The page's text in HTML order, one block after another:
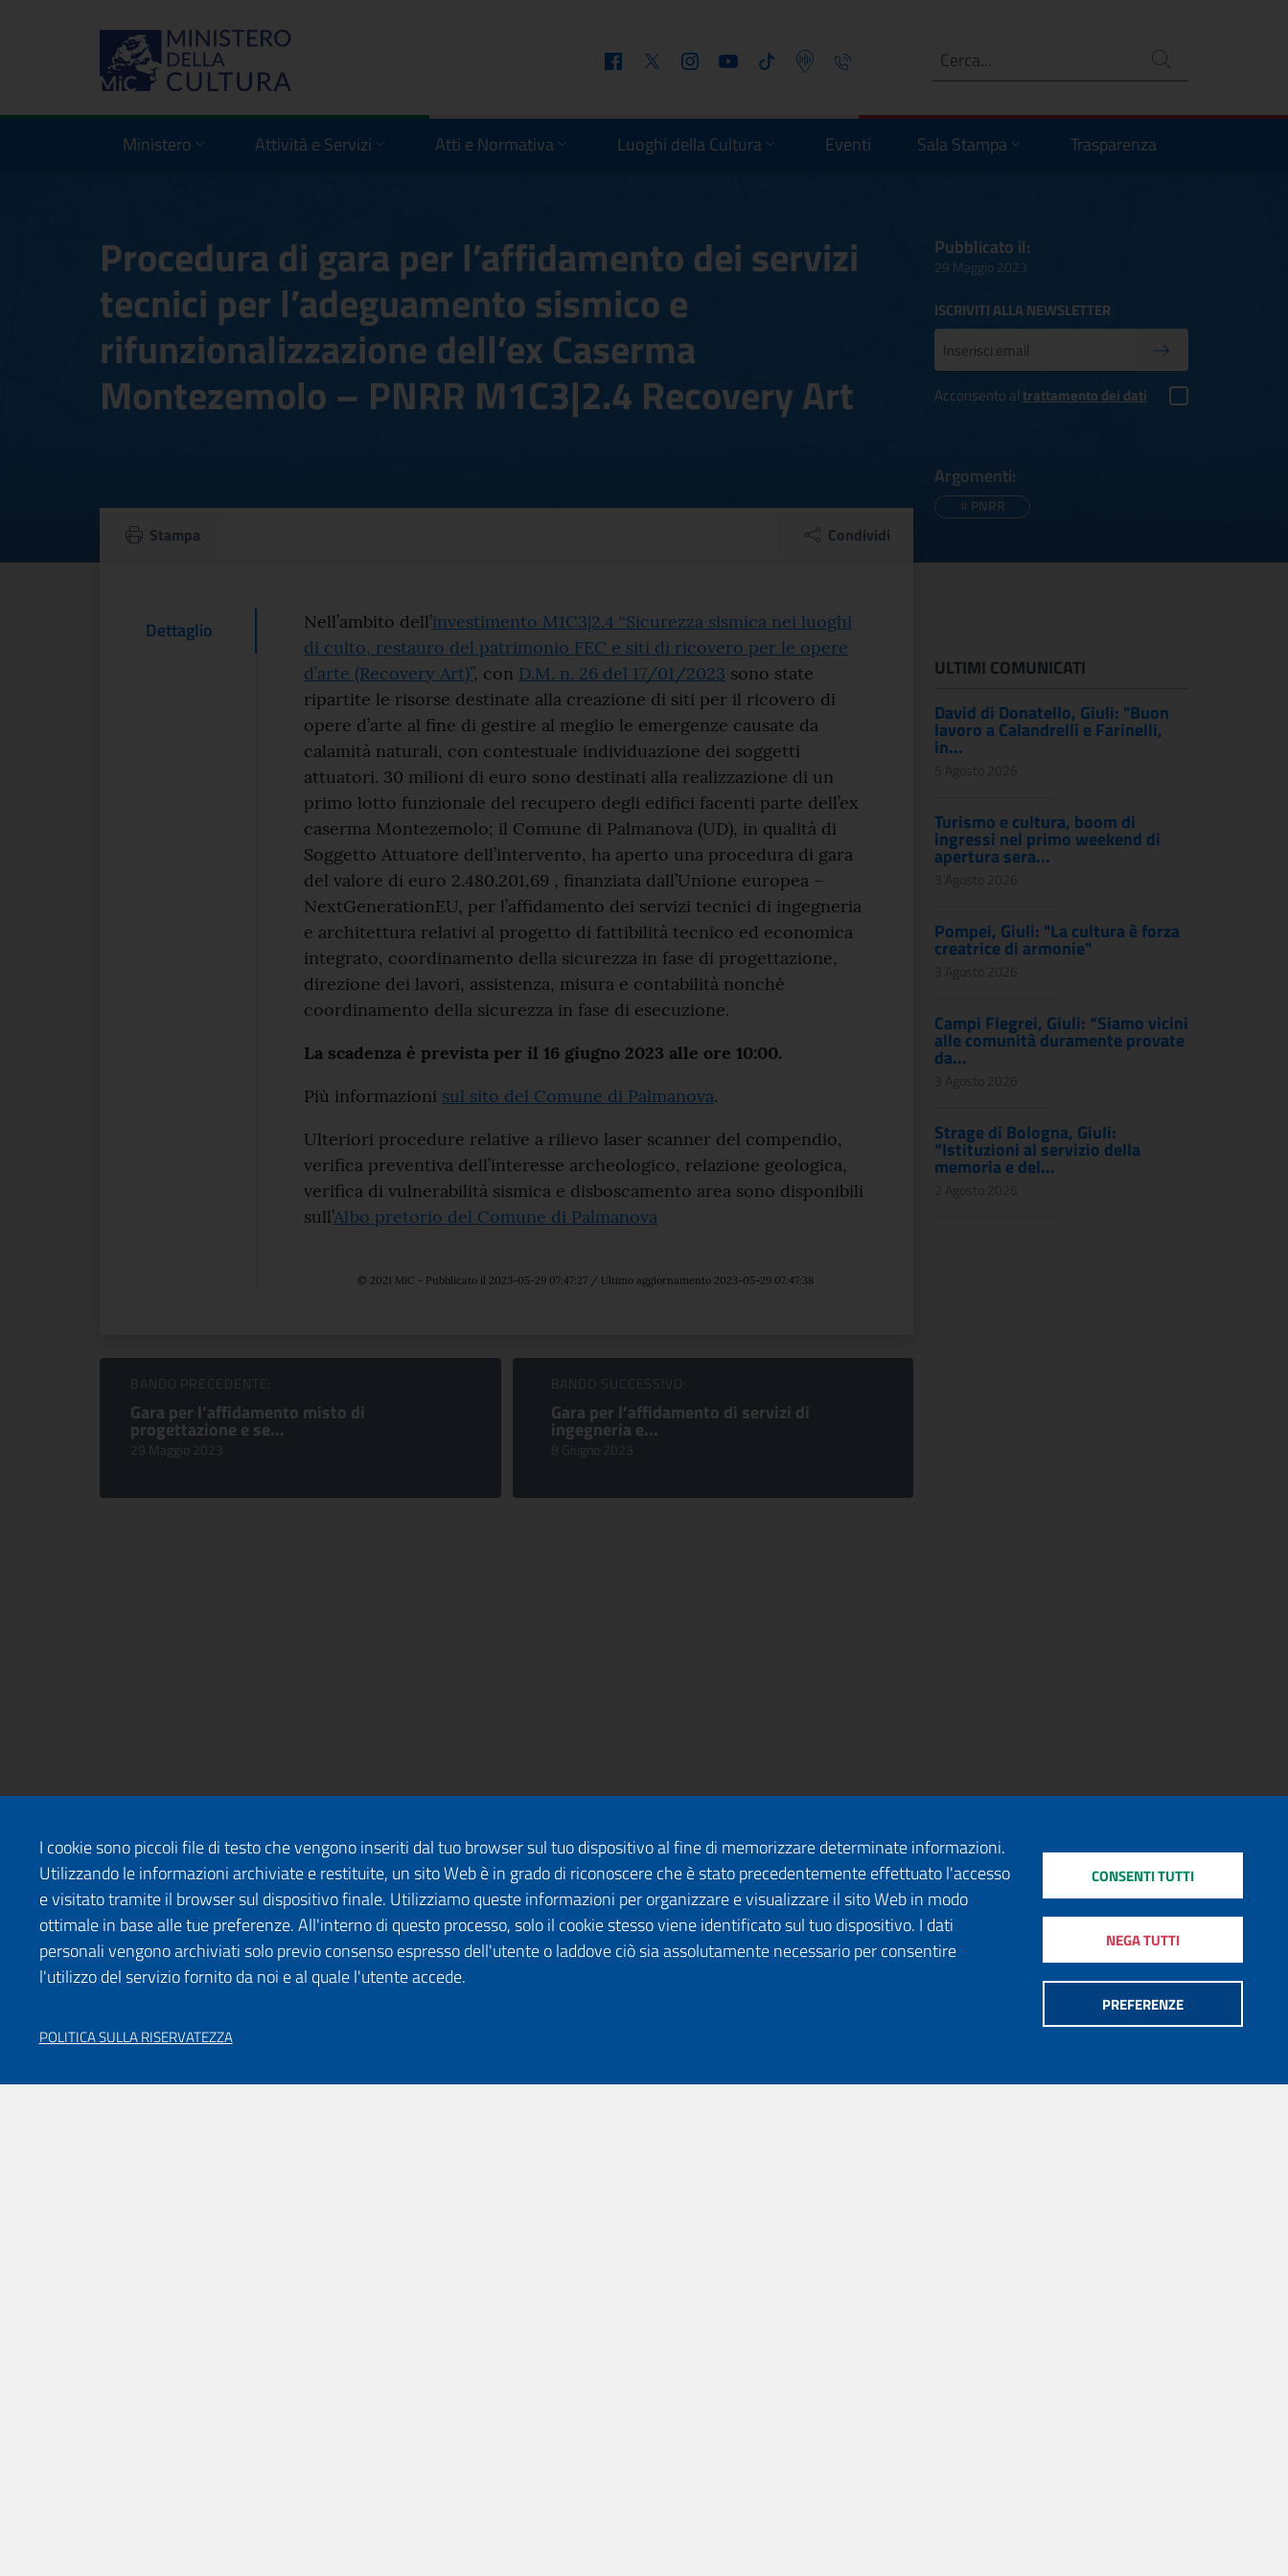
FacebookTwitter InstagramYoutube Tiktok Podcast Telefono Ricerca
Ministero Attività e Servizi Atti e Normativa Luoghi della Cultura Eventi Sala Stampa Trasparenza
Procedura di gara per l’affidamento dei servizi
tecnici per l’adeguamento sismico e
rifunzionalizzazione dell’ex Caserma
Montezemolo – PNRR M1C3|2.4 Recovery Art
Pubblicato il:
29 Maggio 2023
ISCRIVITI ALLA NEWSLETTER
Conferma iscrizione
Acconsento altrattamento dei dati
Argomenti:
# PNRR
Procedura di gara per l’affidamento dei servizi tecnici per
Stampa Condividi
Contenuto Del
Dettaglio Testo del comunicato
Nell’ambito dell’investimento M1C3|2.4 “Sicurezza sismica nei luoghi
di culto, restauro del patrimonio FEC e siti di ricovero per le opere
d’arte (Recovery Art)”, con D.M. n. 26 del 17/01/2023 sono state
ripartite le risorse destinate alla creazione di siti per il ricovero di
opere d’arte al fine di gestire al meglio le emergenze causate da
calamità naturali, con contestuale individuazione dei soggetti
attuatori. 30 milioni di euro sono destinati alla realizzazione di un
primo lotto funzionale del recupero degli edifici facenti parte dell’ex
caserma Montezemolo; il Comune di Palmanova (UD), in qualità di
Soggetto Attuatore dell’intervento, ha aperto una procedura di gara
del valore di euro 2.480.201,69 , finanziata dall’Unione europea –
NextGenerationEU, per l’affidamento dei servizi tecnici di ingegneria
e architettura relativi al progetto di fattibilità tecnico ed economica
integrato, coordinamento della sicurezza in fase di progettazione,
direzione dei lavori, assistenza, misura e contabilità nonché
coordinamento della sicurezza in fase di esecuzione.
La scadenza è prevista per il 16 giugno 2023 alle ore 10:00.
Più informazioni sul sito del Comune di Palmanova.
Ulteriori procedure relative a rilievo laser scanner del compendio,
verifica preventiva dell’interesse archeologico, relazione geologica,
verifica di vulnerabilità sismica e disboscamento area sono disponibili
sull’Albo pretorio del Comune di Palmanova
© 2021 MiC - Pubblicato il 2023-05-29 07:47:27 / Ultimo aggiornamento 2023-05-29 07:47:38
Sfoglia comunicati
BANDO PRECEDENTE:
Gara per l’affidamento misto di
progettazione e se...
29 Maggio 2023
BANDO SUCCESSIVO:
Gara per l’affidamento di servizi di
ingegneria e...
8 Giugno 2023
ULTIMI COMUNICATI
David di Donatello, Giuli: "Buon
lavoro a Calandrelli e Farinelli,
in...
5 Agosto 2026
Turismo e cultura, boom di
ingressi nel primo weekend di
apertura sera...
3 Agosto 2026
Pompei, Giuli: "La cultura è forza
creatrice di armonie"
3 Agosto 2026
Campi Flegrei, Giuli: “Siamo vicini
alle comunità duramente provate
da...
3 Agosto 2026
Strage di Bologna, Giuli:
“Istituzioni al servizio della
memoria e del...
2 Agosto 2026
I cookie sono piccoli file di testo che vengono inseriti dal tuo browser sul tuo dispositivo al fine di memorizzare determinate informazioni.
Utilizzando le informazioni archiviate e restituite, un sito Web è in grado di riconoscere che è stato precedentemente effettuato l'accesso
e visitato tramite il browser sul dispositivo finale. Utilizziamo queste informazioni per organizzare e visualizzare il sito Web in modo
ottimale in base alle tue preferenze. All'interno di questo processo, solo il cookie stesso viene identificato sul tuo dispositivo. I dati
personali vengono archiviati solo previo consenso espresso dell'utente o laddove ciò sia assolutamente necessario per consentire
l'utilizzo del servizio fornito da noi e al quale l'utente accede.
POLITICA SULLA RISERVATEZZA
PREFERENZE
NEGA TUTTI
CONSENTI TUTTI